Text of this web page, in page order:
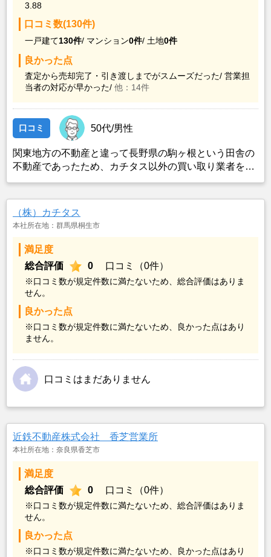
3.88
口コミ数(130件)
一戸建て130件/ マンション0件/ 土地0件
良かった点
査定から売却完了・引き渡しまでがスムーズだった/ 営業担
当者の対応が早かった/ 他：14件
口コミ 50代/男性
関東地方の不動産と違って長野県の駒ヶ根という田舎の
不動産であったため、カチタス以外の買い取り業者をみ
も空き家の状態で不動産を残しておけないと考えて売却
を決めた。
（株）カチタス
本社所在地：群馬県桐生市
満足度
総合評価
0 口コミ（0件）
※口コミ数が規定件数に満たないため、総合評価はありま
せん。
良かった点
※口コミ数が規定件数に満たないため、良かった点はあり
ません。
口コミはまだありません
近鉄不動産株式会社 香芝営業所
本社所在地：奈良県香芝市
満足度
総合評価
0 口コミ（0件）
※口コミ数が規定件数に満たないため、総合評価はありま
せん。
良かった点
※口コミ数が規定件数に満たないため、良かった点はあり